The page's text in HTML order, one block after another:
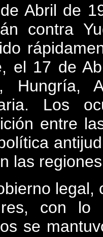
Abril de
contra
el 17 de
Hungría,
Los
entre
las
legal,
con lo
se